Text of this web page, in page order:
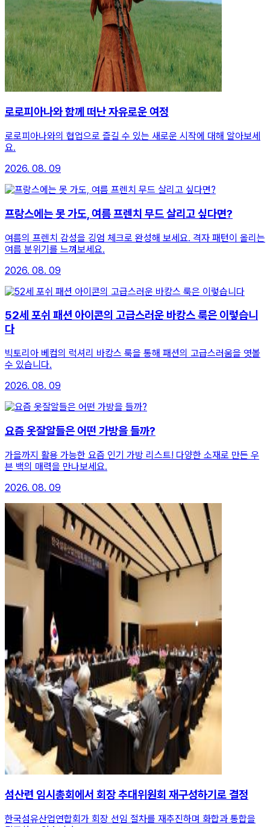
로로피아나와 함께 떠난 자유로운 여정
로로피아나와의 협업으로 즐길 수 있는 새로운 시작에 대해 알아보세
요.
2026. 08. 09
프랑스에는 못 가도, 여름 프렌치 무드 살리고 싶다면?
여름의 프렌치 감성을 깅엄 체크로 완성해 보세요. 격자 패턴이 올리는
여름 분위기를 느껴보세요.
2026. 08. 09
52세 포쉬 패션 아이콘의 고급스러운 바캉스 룩은 이렇습니
다
빅토리아 베컴의 럭셔리 바캉스 룩을 통해 패션의 고급스러움을 엿볼
수 있습니다.
2026. 08. 09
요즘 옷잘알들은 어떤 가방을 들까?
가을까지 활용 가능한 요즘 인기 가방 리스트! 다양한 소재로 만든 우
븐 백의 매력을 만나보세요.
2026. 08. 09
섬산련 임시총회에서 회장 추대위원회 재구성하기로 결정
한국섬유산업연합회가 회장 선임 절차를 재추진하며 화합과 통합을